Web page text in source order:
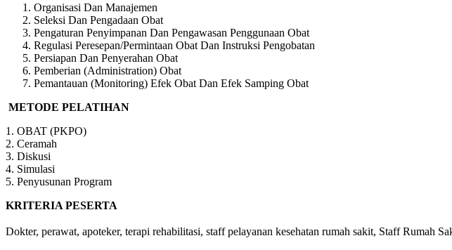
Organisasi Dan Manajemen
Seleksi Dan Pengadaan Obat
Pengaturan Penyimpanan Dan Pengawasan Penggunaan Obat
Regulasi Peresepan/Permintaan Obat Dan Instruksi Pengobatan
Persiapan Dan Penyerahan Obat
Pemberian (Administration) Obat
Pemantauan (Monitoring) Efek Obat Dan Efek Samping Obat
METODE PELATIHAN
1. OBAT (PKPO)
2. Ceramah
3. Diskusi
4. Simulasi
5. Penyusunan Program
KRITERIA PESERTA
Dokter, perawat, apoteker, terapi rehabilitasi, staff pelayanan kesehatan rumah sakit, Staff Rumah